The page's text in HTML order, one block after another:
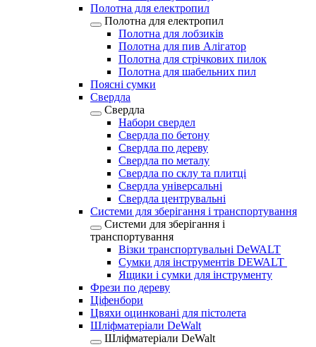
Полотна для електропил
Полотна для електропил
Полотна для лобзиків
Полотна для пив Алігатор
Полотна для стрічкових пилок
Полотна для шабельних пил
Поясні сумки
Свердла
Свердла
Набори свердел
Свердла по бетону
Свердла по дереву
Свердла по металу
Свердла по склу та плитці
Свердла універсальні
Свердла центрувальні
Системи для зберігання і транспортування
Системи для зберігання і
транспортування
Візки транспортувальні DeWALT
Сумки для інструментів DEWALT
Ящики і сумки для інструменту
Фрези по дереву
Ціфенбори
Цвяхи оцинковані для пістолета
Шліфматеріали DeWalt
Шліфматеріали DeWalt